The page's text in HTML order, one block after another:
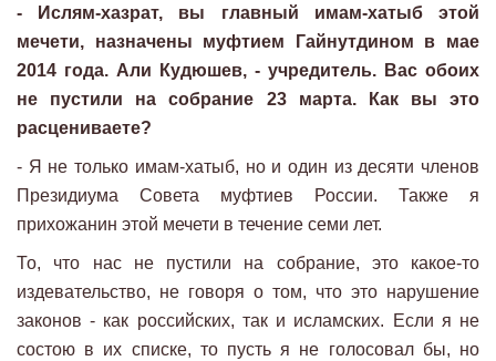
- Ислям-хазрат, вы главный имам-хатыб этой
мечети, назначены муфтием Гайнутдином в мае
2014 года. Али Кудюшев, - учредитель. Вас обоих
не пустили на собрание 23 марта. Как вы это
расцениваете?
- Я не только имам-хатыб, но и один из десяти членов
Президиума Совета муфтиев России. Также я
прихожанин этой мечети в течение семи лет.
То, что нас не пустили на собрание, это какое-то
издевательство, не говоря о том, что это нарушение
законов - как российских, так и исламских. Если я не
состою в их списке, то пусть я не голосовал бы, но